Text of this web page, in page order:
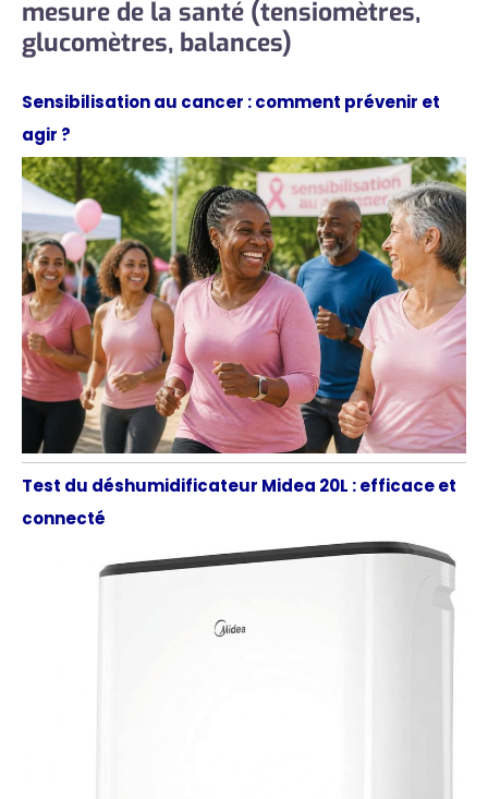
mesure de la santé (tensiomètres,
glucomètres, balances)
Sensibilisation au cancer : comment prévenir et
agir ?
Test du déshumidificateur Midea 20L : efficace et
connecté